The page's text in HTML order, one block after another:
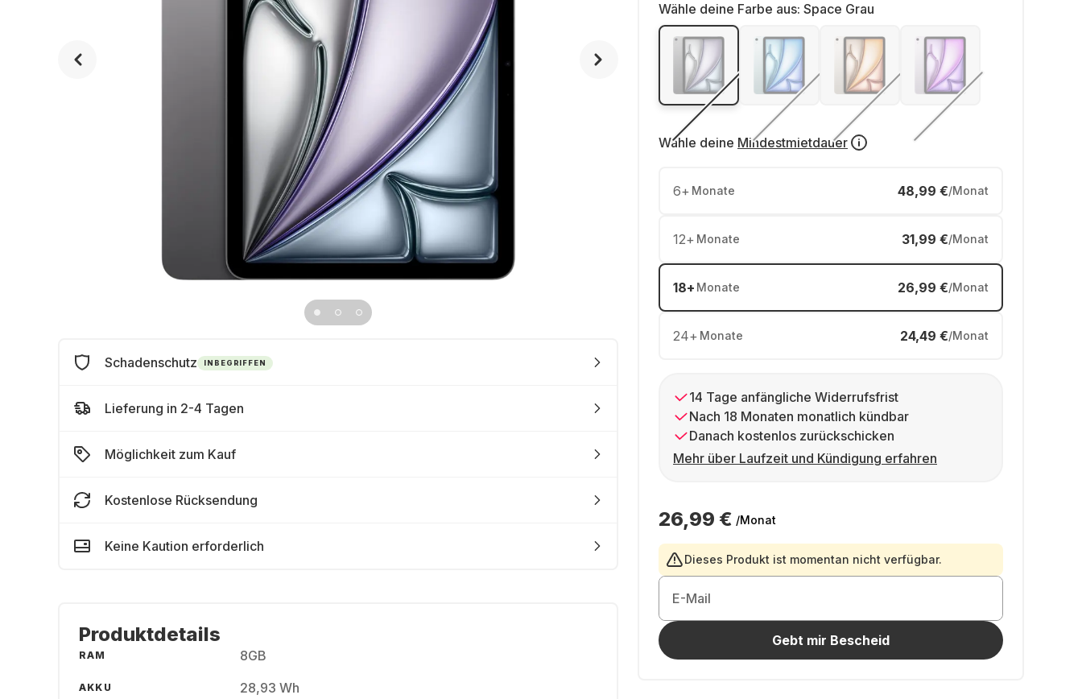
Wähle deine Farbe aus: Space Grau
Wähle deine Mindestmietdauer
6+ Monate 48,99 €/Monat
12+ Monate 31,99 €/Monat
18+ Monate 26,99 €/Monat
24+ Monate 24,49 €/Monat
14 Tage anfängliche Widerrufsfrist
Nach 18 Monaten monatlich kündbar
Danach kostenlos zurückschicken
Mehr über Laufzeit und Kündigung erfahren
26,99 € /Monat
Dieses Produkt ist momentan nicht verfügbar.
E-Mail
Gebt mir Bescheid
Schadenschutz INBEGRIFFEN
Lieferung in 2-4 Tagen
Möglichkeit zum Kauf
Kostenlose Rücksendung
Keine Kaution erforderlich
Produktdetails
RAM 8GB
AKKU 28,93 Wh